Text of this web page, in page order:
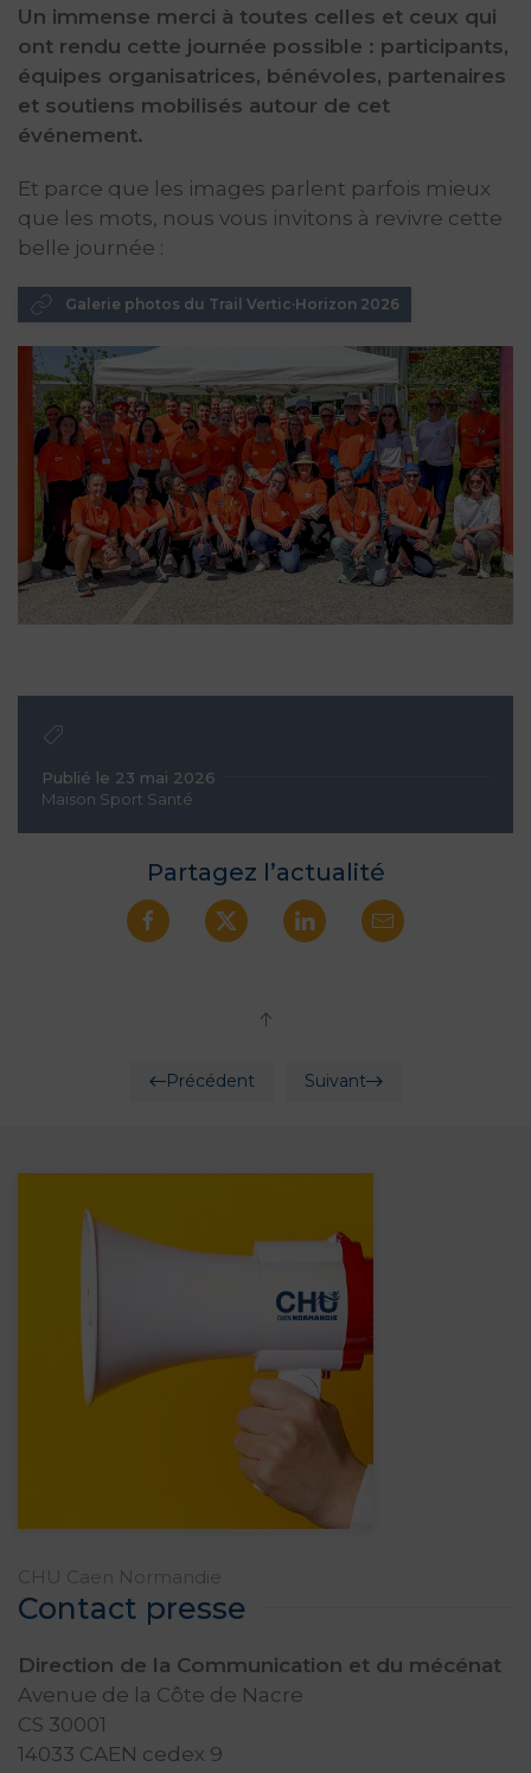
Un immense merci à toutes celles et ceux qui
ont rendu cette journée possible : participants,
équipes organisatrices, bénévoles, partenaires
et soutiens mobilisés autour de cet
événement.
Et parce que les images parlent parfois mieux
que les mots, nous vous invitons à revivre cette
belle journée :
Galerie photos du Trail Vertic·Horizon 2026
Publié le 23 mai 2026
Maison Sport Santé
Partagez l’actualité
Précédent Suivant
CHU Caen Normandie
Contact presse
Direction de la Communication et du mécénat
Avenue de la Côte de Nacre
CS 30001
14033 CAEN cedex 9